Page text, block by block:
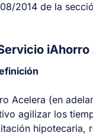
2014 de la
Acelera (en
agilizar los
hipotecaria,